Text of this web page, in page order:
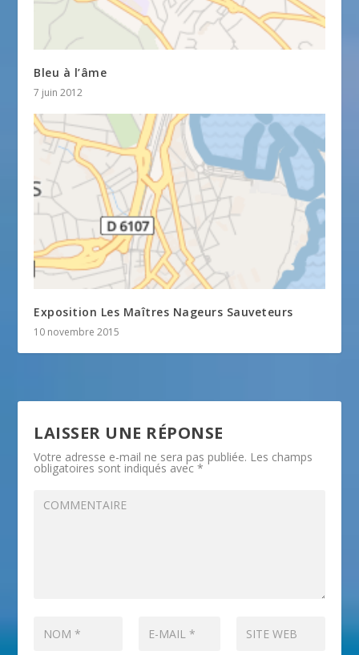
Bleu à l’âme
7 juin 2012
Exposition Les Maîtres Nageurs Sauveteurs
10 novembre 2015
LAISSER UNE RÉPONSE
Votre adresse e-mail ne sera pas publiée. Les champs
obligatoires sont indiqués avec*